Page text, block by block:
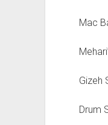
Mac
Gizeh
Drum